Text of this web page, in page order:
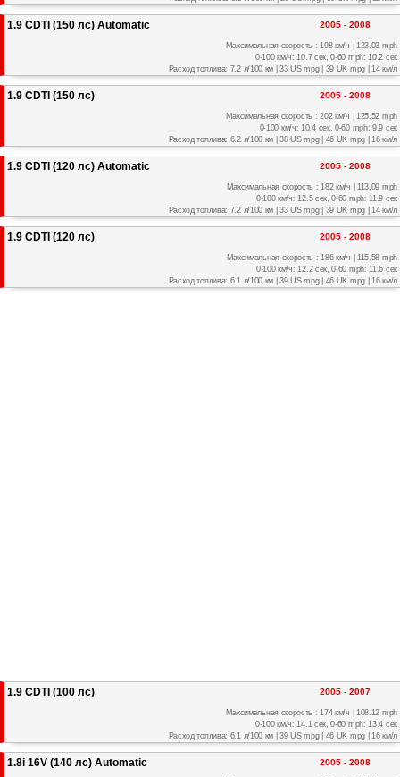
1.9 CDTI (150 лс) Automatic 2005 - 2008
Максимальная скорость : 198 км/ч | 123.03 mph
0-100 км/ч: 10.7 сек, 0-60 mph: 10.2 сек
Расход топлива: 7.2 л/100 км | 33 US mpg | 39 UK mpg | 14 км/л
1.9 CDTI (150 лс) 2005 - 2008
Максимальная скорость : 202 км/ч | 125.52 mph
0-100 км/ч: 10.4 сек, 0-60 mph: 9.9 сек
Расход топлива: 6.2 л/100 км | 38 US mpg | 46 UK mpg | 16 км/л
1.9 CDTI (120 лс) Automatic 2005 - 2008
Максимальная скорость : 182 км/ч | 113.09 mph
0-100 км/ч: 12.5 сек, 0-60 mph: 11.9 сек
Расход топлива: 7.2 л/100 км | 33 US mpg | 39 UK mpg | 14 км/л
1.9 CDTI (120 лс) 2005 - 2008
Максимальная скорость : 186 км/ч | 115.58 mph
0-100 км/ч: 12.2 сек, 0-60 mph: 11.6 сек
Расход топлива: 6.1 л/100 км | 39 US mpg | 46 UK mpg | 16 км/л
1.9 CDTI (100 лс) 2005 - 2007
Максимальная скорость : 174 км/ч | 108.12 mph
0-100 км/ч: 14.1 сек, 0-60 mph: 13.4 сек
Расход топлива: 6.1 л/100 км | 39 US mpg | 46 UK mpg | 16 км/л
1.8i 16V (140 лс) Automatic 2005 - 2008